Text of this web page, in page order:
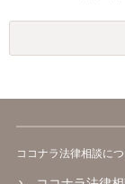
ココナラ法律相談に